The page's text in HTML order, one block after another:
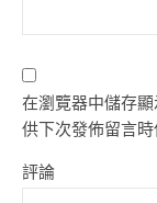
在瀏覽器中儲存
供下次發佈留言時
評論